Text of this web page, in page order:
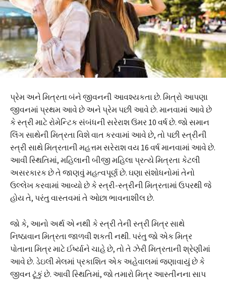
પ્રેમ અને મિત્રતા બંને જીવનની આવશ્યકતા છે. મિત્રો આપણા
જીવનમાં પ્રથમ આવે છે અને પ્રેમ પછી આવે છે. માનવામાં આવે છે
કે સ્ત્રી માટે રોમેન્ટિક સંબંધની સરેરાશ ઉંમર 10 વર્ષ છે. જો સમાન
લિંગ સાથેની મિત્રતા વિશે વાત કરવામાં આવે છે, તો પછી સ્ત્રીની
સ્ત્રી સાથે મિત્રતાની મહત્તમ સરેરાશ વય 16 વર્ષ માનવામાં આવે છે.
આવી સ્થિતિમાં, મહિલાની બીજી મહિલા પ્રત્યે મિત્રતા કેટલી
અસરકારક છે તે જાણવું મહત્વપૂર્ણ છે. ઘણા સંશોધનોમાં તેનો
ઉલ્લેખ કરવામાં આવ્યો છે કે સ્ત્રી-સ્ત્રીની મિત્રતામાં ઉપરથી જે
હોય તે, પરંતુ વાસ્તવમાં તે ઓછા ભાવનાશીલ છે.
જો કે, આનો અર્થ એ નથી કે સ્ત્રી તેની સ્ત્રી મિત્ર સાથે
નિષ્ઠાવાન મિત્રતા જાળવી શકતી નથી. પરંતુ જો એક મિત્ર
પોતાના મિત્ર માટે ઈર્ષ્યાને ચાહે છે, તો તે ઝેરી મિત્રતાની શ્રેણીમાં
આવે છે. ડેઇલી મેલમાં પ્રકાશિત એક અહેવાલમાં જણાવાયું છે કે
જીવન ટૂંકું છે. આવી સ્થિતિમાં, જો તમારો મિત્ર આસ્તીનના સાપ